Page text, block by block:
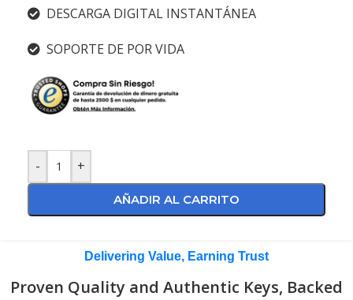
DESCARGA DIGITAL INSTANTÁNEA
SOPORTE DE POR VIDA
- +
AÑADIR AL CARRITO
Delivering Value, Earning Trust
Proven Quality and Authentic Keys, Backed